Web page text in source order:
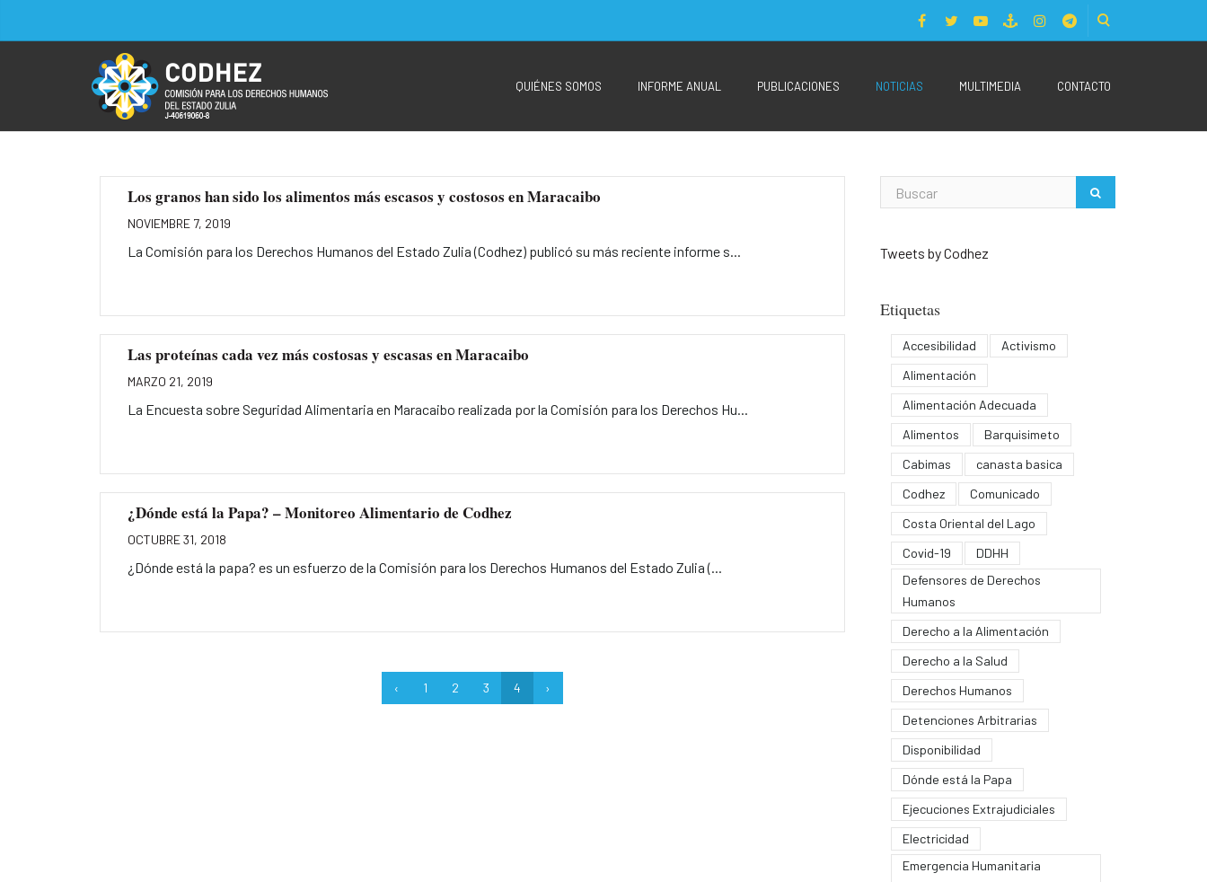
QUIÉNES SOMOS INFORME ANUAL PUBLICACIONES NOTICIAS MULTIMEDIA CONTACTO
Los granos han sido los alimentos más escasos y costosos en Maracaibo
NOVIEMBRE 7, 2019
La Comisión para los Derechos Humanos del Estado Zulia (Codhez) publicó su más reciente informe s...
Las proteínas cada vez más costosas y escasas en Maracaibo
MARZO 21, 2019
La Encuesta sobre Seguridad Alimentaria en Maracaibo realizada por la Comisión para los Derechos Hu...
¿Dónde está la Papa? – Monitoreo Alimentario de Codhez
OCTUBRE 31, 2018
¿Dónde está la papa? es un esfuerzo de la Comisión para los Derechos Humanos del Estado Zulia (...
‹ 1 2 3 4 ›
Tweets by Codhez
Etiquetas
Accesibilidad
Activismo
Alimentación
Alimentación Adecuada
Alimentos
Barquisimeto
Cabimas
canasta basica
Codhez
Comunicado
Costa Oriental del Lago
Covid-19
DDHH
Defensores de Derechos
Humanos
Derecho a la Alimentación
Derecho a la Salud
Derechos Humanos
Detenciones Arbitrarias
Disponibilidad
Dónde está la Papa
Ejecuciones Extrajudiciales
Electricidad
Emergencia Humanitaria